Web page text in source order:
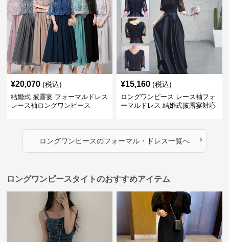
¥20,070 (税込)
結婚式 披露宴 フォーマルドレス
レース袖ロングワンピース
¥15,160 (税込)
ロングワンピース レース袖フォ
ーマルドレス 結婚式披露宴対応
ロングワンピースのフォーマル・ドレス一覧へ ›
ロングワンピースタイトのおすすめアイテム